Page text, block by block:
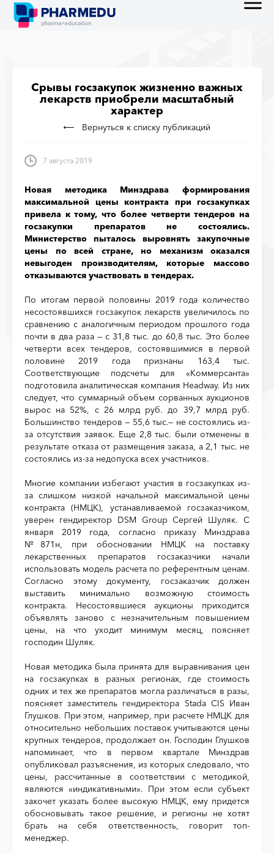
Срывы госзакупок жизненно важных
лекарств приобрели масштабный
характер
Вернуться к списку публикаций
7 августа 2019
Новая методика Минздрава формирования
максимальной цены контракта при госзакупках
привела к тому, что более четверти тендеров на
госзакупки препаратов не состоялись.
Министерство пыталось выровнять закупочные
цены по всей стране, но механизм оказался
невыгоден производителям, которые массово
отказываются участвовать в тендерах.
По итогам первой половины 2019 года количество
несостоявшихся госзакупок лекарств увеличилось по
сравнению с аналогичным периодом прошлого года
почти в два раза — с 31,8 тыс. до 60,8 тыс. Это более
четверти всех тендеров, состоявшимися в первой
половине 2019 года признаны 163,4 тыс.
Соответствующие подсчеты для «Коммерсанта»
подготовила аналитическая компания Headway. Из них
следует, что суммарный объем сорванных аукционов
вырос на 52%, с 26 млрд руб. до 39,7 млрд руб.
Большинство тендеров — 55,6 тыс.— не состоялись из-
за отсутствия заявок. Еще 2,8 тыс. были отменены в
результате отказа от размещения заказа, а 2,1 тыс. не
состоялись из-за недопуска всех участников.
Многие компании избегают участия в госзакупках из-
за слишком низкой начальной максимальной цены
контракта (НМЦК), устанавливаемой госзаказчиком,
уверен гендиректор DSM Group Сергей Шуляк. С
января 2019 года, согласно приказу Минздрава
№871н, при обосновании НМЦК на поставку
лекарственных препаратов госзаказчики начали
использовать модель расчета по референтным ценам.
Согласно этому документу, госзаказчик должен
выставить минимально возможную стоимость
контракта. Несостоявшиеся аукционы приходится
объявлять заново с незначительным повышением
цены, на что уходит минимум месяц, поясняет
господин Шуляк.
Новая методика была принята для выравнивания цен
на госзакупках в разных регионах, где стоимость
одних и тех же препаратов могла различаться в разы,
поясняет заместитель гендиректора Stada CIS Иван
Глушков. При этом, например, при расчете НМЦК для
относительно небольших поставок учитываются цены
крупных тендеров, продолжает он. Господин Глушков
напоминает, что в первом квартале Минздрав
опубликовал разъяснения, из которых следовало, что
цены, рассчитанные в соответствии с методикой,
являются «индикативными». При этом если субъект
захочет указать более высокую НМЦК, ему придется
обосновывать такое решение, и регионы не хотят
брать на себя ответственность, говорит топ-
менеджер.